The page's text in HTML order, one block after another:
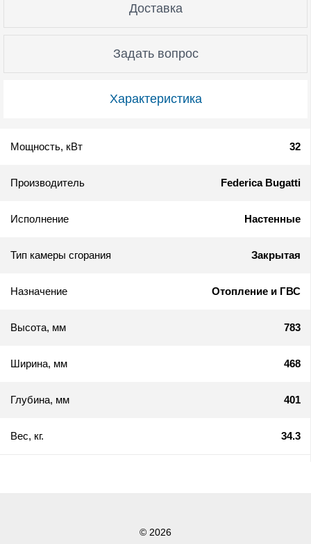
Характеристика
Доставка
Задать вопрос
Мощность, кВт 32
Производитель Federica Bugatti
Исполнение Настенные
Тип камеры сгорания Закрытая
Назначение Отопление и ГВС
Высота, мм 783
Ширина, мм 468
Глубина, мм 401
Вес, кг. 34.3
© 2026